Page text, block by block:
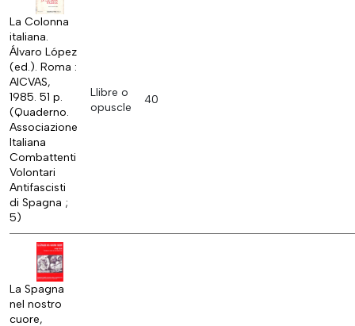
La Colonna
italiana.
Álvaro López
(ed.). Roma :
AICVAS,
1985. 51 p.
(Quaderno.
Associazione
Italiana
Combattenti
Volontari
Antifascisti
di Spagna ;
5)
Llibre o
opuscle
40
La Spagna
nel nostro
cuore,